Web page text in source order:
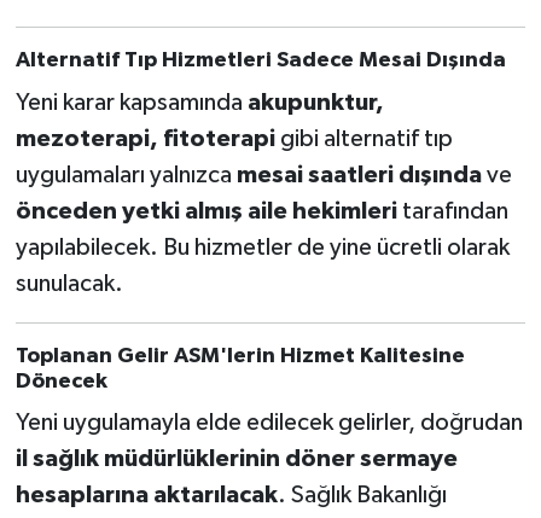
Alternatif Tıp Hizmetleri Sadece Mesai Dışında
Yeni karar kapsamında akupunktur,
mezoterapi, fitoterapigibi alternatif tıp
uygulamaları yalnızca mesai saatleri dışındave
önceden yetki almış aile hekimleritarafından
yapılabilecek. Bu hizmetler de yine ücretli olarak
sunulacak.
Toplanan Gelir ASM'lerin Hizmet Kalitesine
Dönecek
Yeni uygulamayla elde edilecek gelirler, doğrudan
il sağlık müdürlüklerinin döner sermaye
hesaplarına aktarılacak. Sağlık Bakanlığı